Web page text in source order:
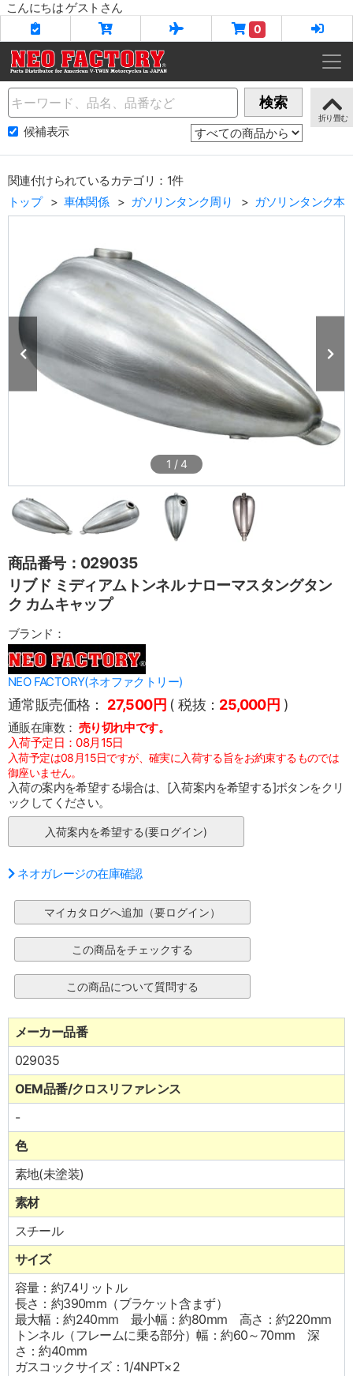
こんにちは ゲストさん
0
Name 検索
候補表示
関連付けられているカテゴリ：1件
トップ
車体関係 ガソリンタンク周り ガソリンタンク本
1 / 4
商品番号：029035
リブド ミディアムトンネル ナローマスタングタン
ク カムキャップ
ブランド：
NEO FACTORY(ネオファクトリー)
通常販売価格： 27,500円 ( 税抜： 25,000円 )
通販在庫数： 売り切れ中です。
入荷予定日：08月15日
入荷予定は08月15日ですが、確実に入荷する旨をお約束するものでは
御座いません。
入荷の案内を希望する場合は、[入荷案内を希望する]ボタンをクリ
ックしてください。
ネオガレージの在庫確認
メーカー品番
029035
OEM品番/クロスリファレンス
-
色
素地(未塗装)
素材
スチール
サイズ
容量：約7.4リットル
長さ：約390mm（ブラケット含まず）
最大幅：約240mm 最小幅：約80mm 高さ：約220mm
トンネル（フレームに乗る部分）幅：約60～70mm 深
さ：約40mm
ガスコックサイズ：1/4NPT×2